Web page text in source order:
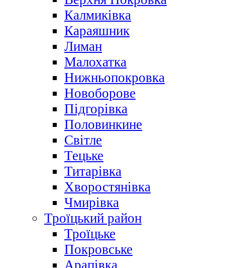
Калмиківка
Караяшник
Лиман
Малохатка
Нижньопокровка
Новоборове
Підгорівка
Половинкине
Світле
Тецьке
Титарівка
Хворостянівка
Чмирівка
Троїцький район
Троїцьке
Покровське